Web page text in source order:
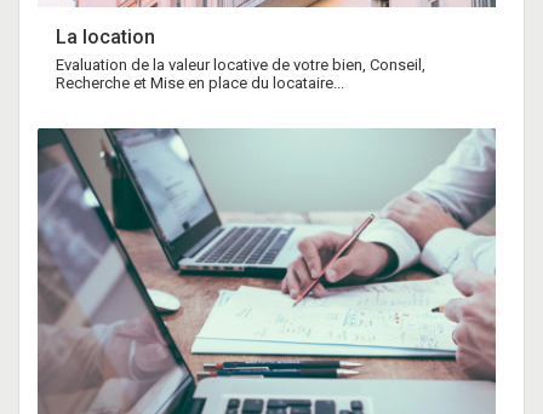
La location
Evaluation de la valeur locative de votre bien, Conseil,
Recherche et Mise en place du locataire...